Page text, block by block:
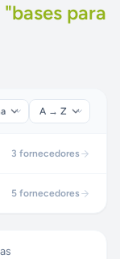
"bases para
3 fornecedores
5 fornecedores